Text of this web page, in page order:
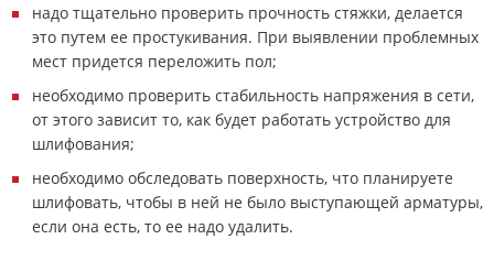
надо тщательно проверить прочность стяжки, делается
это путем ее простукивания. При выявлении проблемных
мест придется переложить пол;
необходимо проверить стабильность напряжения в сети,
от этого зависит то, как будет работать устройство для
шлифования;
необходимо обследовать поверхность, что планируете
шлифовать, чтобы в ней не было выступающей арматуры,
если она есть, то ее надо удалить.